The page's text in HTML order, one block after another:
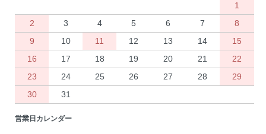
1
2
3 4 5 6 7
8
9
10 11 12 13 14
15
16
17 18 19 20 21
22
23
24 25 26 27 28
29
30
31
営業日カレンダー